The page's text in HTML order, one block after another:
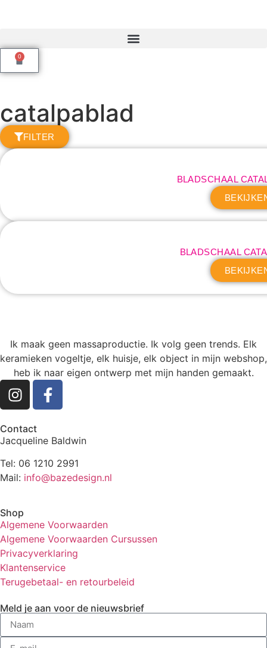
0
catalpablad
FILTER
BLADSCHAAL
BLADSCHAAL
Ik maak geen massaproductie. Ik volg geen trends. Elk
keramieken vogeltje, elk huisje, elk object in mijn webshop,
heb ik naar eigen ontwerp met mijn handen gemaakt.
Contact
Jacqueline Baldwin
Tel: 06 1210 2991
Mail: info@bazedesign.nl
Shop
Algemene Voorwaarden
Algemene Voorwaarden Cursussen
Privacyverklaring
Klantenservice
Terugebetaal- en retourbeleid
Meld je aan voor de nieuwsbrief